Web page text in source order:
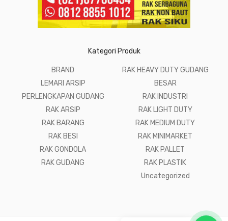
Kategori Produk
BRAND
LEMARI ARSIP
PERLENGKAPAN GUDANG
RAK ARSIP
RAK BARANG
RAK BESI
RAK GONDOLA
RAK GUDANG
RAK HEAVY DUTY GUDANG
BESAR
RAK INDUSTRI
RAK LIGHT DUTY
RAK MEDIUM DUTY
RAK MINIMARKET
RAK PALLET
RAK PLASTIK
Uncategorized